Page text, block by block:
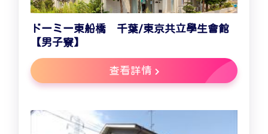
ドーミー東船橋 千葉/東京共立學生會館
【男子寮】
查看詳情